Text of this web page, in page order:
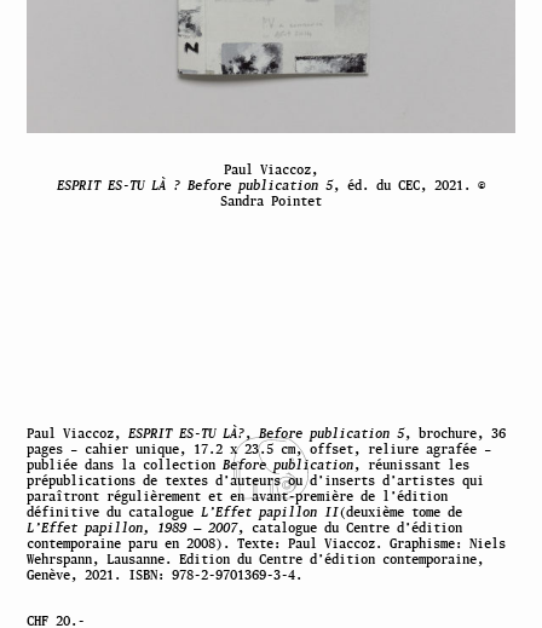
Paul Viaccoz,
ESPRIT ES-TU LÀ ? Before publication 5, éd. du CEC, 2021. ©
Sandra Pointet
Paul Viaccoz,ESPRIT ES-TU LÀ?,Before publication 5, brochure, 36
pages – cahier unique, 17.2 x 23.5 cm, offset, reliure agrafée –
publiée dans la collectionBefore publication, réunissant les
prépublications de textes d’auteurs ou d’inserts d’artistes qui
paraîtront régulièrement et en avant-première de l’édition
définitive du catalogue L’Effet papillon II(deuxième tome de
L’Effet papillon, 1989 — 2007, catalogue du Centre d’édition
contemporaine paru en 2008). Texte: Paul Viaccoz. Graphisme: Niels
Wehrspann, Lausanne. Edition du Centre d’édition contemporaine,
Genève, 2021. ISBN: 978-2-9701369-3-4.
CHF 20.-